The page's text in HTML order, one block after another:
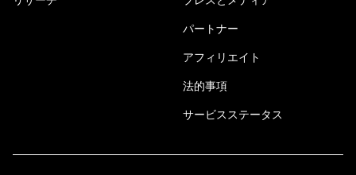
パートナー
アフィリエイト
法的事項
サービスステータス